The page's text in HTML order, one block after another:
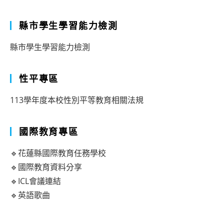
縣市學生學習能力檢測
縣市學生學習能力檢測
性平專區
113學年度本校性別平等教育相關法規
國際教育專區
🔹花蓮縣國際教育任務學校
🔹國際教育資料分享
🔹ICL會議連結
🔹英語歌曲